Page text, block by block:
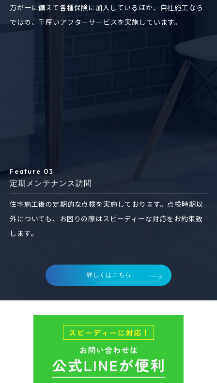
万が一に備えて各種保険に加入しているほか、自社施工なら
ではの、手厚いアフターサービスを実施しています。
Feature 03
定期メンテナンス訪問
住宅施工後の定期的な点検を実施しております。点検時期以
外についても、お困りの際はスピーディーな対応をお約束致
します。
詳しくはこちら